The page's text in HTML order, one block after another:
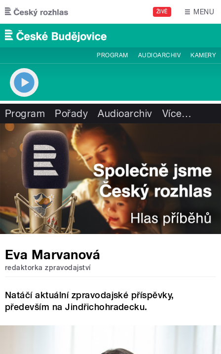
Přejít k hlavnímu obsahu
ŽIVĚ MENU
PROGRAM AUDIOARCHIV KAMERY
Program Pořady Audioarchiv Více…
Eva Marvanová
redaktorka zpravodajství
Natáčí aktuální zpravodajské příspěvky,
především na Jindřichohradecku.